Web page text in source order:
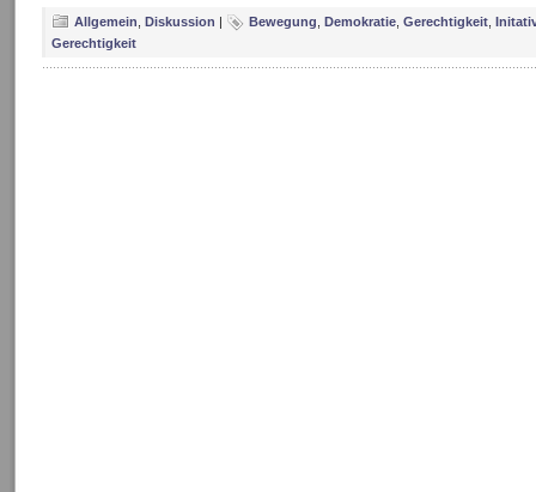
Allgemein Diskussion | Bewegung Demokratie Gerechtigkeit
Gerechtigkeit